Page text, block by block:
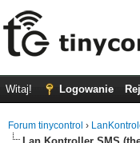
Witaj! Logowanie
Forum tinycontrol ›